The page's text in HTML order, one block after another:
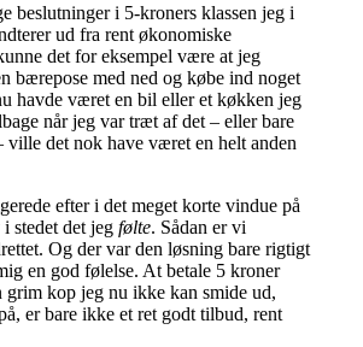
beslutninger i 5-kroners klassen jeg i
ud fra rent økonomiske
det for eksempel være at jeg
bærepose med ned og købe ind noget
havde været en bil eller et køkken jeg
når jeg var træt af det – eller bare
ville det nok have været en helt anden
efter i det meget korte vindue på
i stedet det jegfølte. Sådan er vi
Og der var den løsning bare rigtigt
en god følelse. At betale 5 kroner
grim kop jeg nu ikke kan smide ud,
er bare ikke et ret godt tilbud, rent